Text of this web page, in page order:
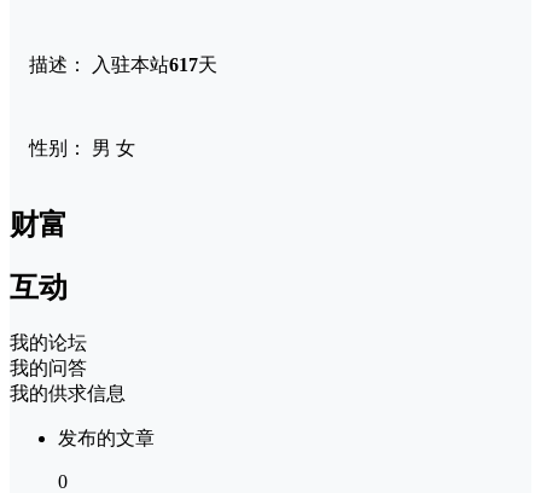
描述： 入驻本站617天
性别： 男 女
财富
互动
我的论坛
我的问答
我的供求信息
发布的文章
0